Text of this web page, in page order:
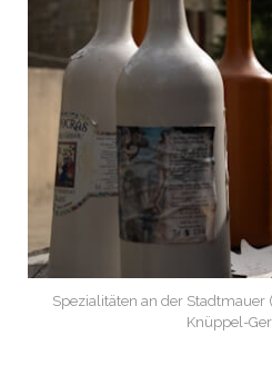
Spezialitäten an der Stadtmauer
Knüppel-